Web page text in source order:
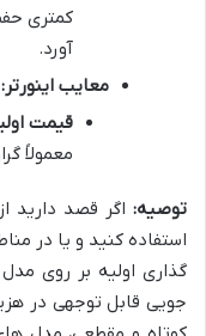
کمتری
آورد.
معایب اینورتر:
قیمت
معمولاً
توصیه: اگر قصد دارید
استفاده کنید و یا در
گذاری اولیه بر روی
جویی قابل توجهی در